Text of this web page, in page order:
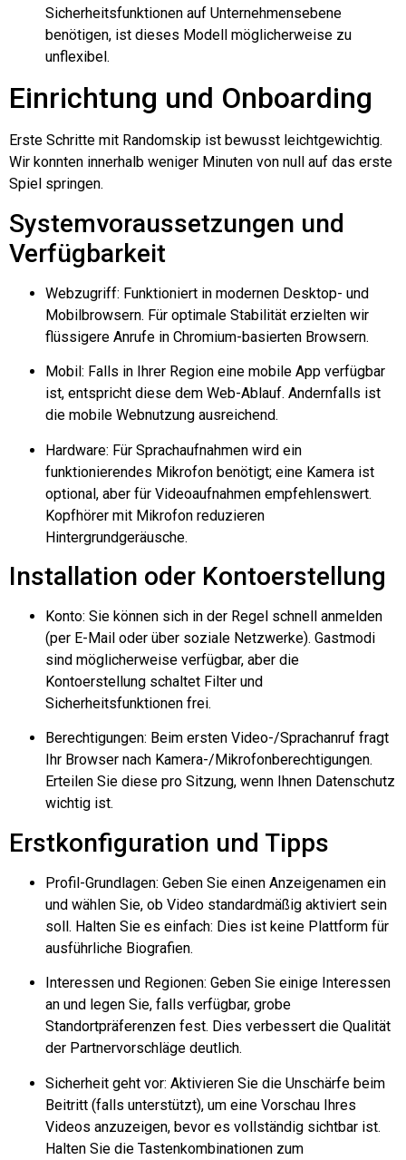
Sicherheitsfunktionen auf Unternehmensebene
benötigen, ist dieses Modell möglicherweise zu
unflexibel.
Einrichtung und Onboarding
Erste Schritte mit Randomskip ist bewusst leichtgewichtig.
Wir konnten innerhalb weniger Minuten von null auf das erste
Spiel springen.
Systemvoraussetzungen und
Verfügbarkeit
Webzugriff: Funktioniert in modernen Desktop- und
Mobilbrowsern. Für optimale Stabilität erzielten wir
flüssigere Anrufe in Chromium-basierten Browsern.
Mobil: Falls in Ihrer Region eine mobile App verfügbar
ist, entspricht diese dem Web-Ablauf. Andernfalls ist
die mobile Webnutzung ausreichend.
Hardware: Für Sprachaufnahmen wird ein
funktionierendes Mikrofon benötigt; eine Kamera ist
optional, aber für Videoaufnahmen empfehlenswert.
Kopfhörer mit Mikrofon reduzieren
Hintergrundgeräusche.
Installation oder Kontoerstellung
Konto: Sie können sich in der Regel schnell anmelden
(per E-Mail oder über soziale Netzwerke). Gastmodi
sind möglicherweise verfügbar, aber die
Kontoerstellung schaltet Filter und
Sicherheitsfunktionen frei.
Berechtigungen: Beim ersten Video-/Sprachanruf fragt
Ihr Browser nach Kamera-/Mikrofonberechtigungen.
Erteilen Sie diese pro Sitzung, wenn Ihnen Datenschutz
wichtig ist.
Erstkonfiguration und Tipps
Profil-Grundlagen: Geben Sie einen Anzeigenamen ein
und wählen Sie, ob Video standardmäßig aktiviert sein
soll. Halten Sie es einfach: Dies ist keine Plattform für
ausführliche Biografien.
Interessen und Regionen: Geben Sie einige Interessen
an und legen Sie, falls verfügbar, grobe
Standortpräferenzen fest. Dies verbessert die Qualität
der Partnervorschläge deutlich.
Sicherheit geht vor: Aktivieren Sie die Unschärfe beim
Beitritt (falls unterstützt), um eine Vorschau Ihres
Videos anzuzeigen, bevor es vollständig sichtbar ist.
Halten Sie die Tastenkombinationen zum